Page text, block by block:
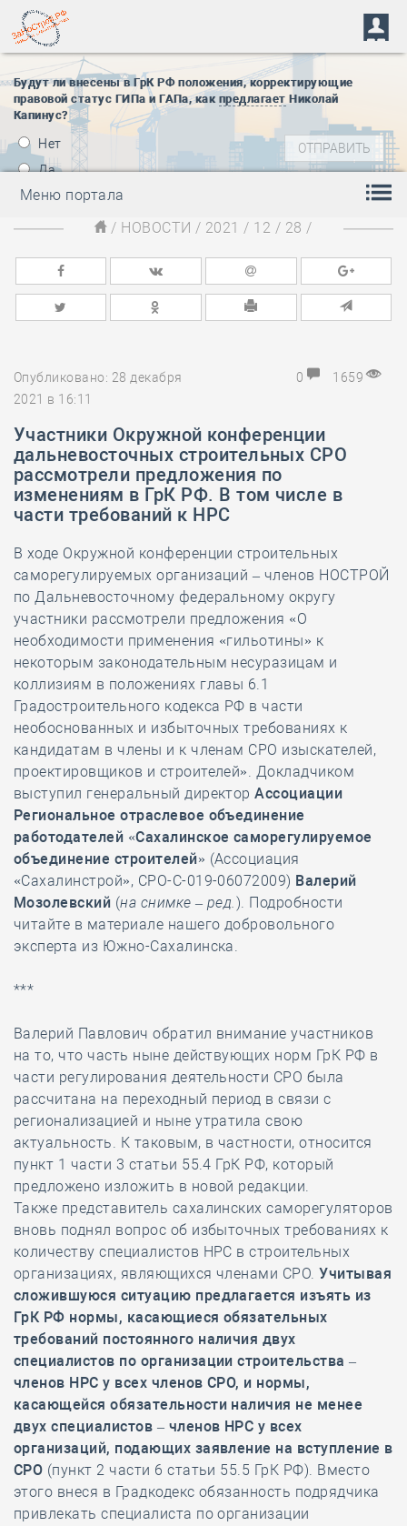
Будут ли внесены в ГрК РФ положения, корректирующие
правовой статус ГИПа и ГАПа, как предлагает Николай
Капинус?
Нет
Да
Меню портала
/ НОВОСТИ / 2021 / 12 / 28 /
Опубликовано: 28 декабря
2021 в 16:11
0 1659
Участники Окружной конференции
дальневосточных строительных СРО
рассмотрели предложения по
изменениям в ГрК РФ. В том числе в
части требований к НРС
В ходе Окружной конференции строительных
саморегулируемых организаций – членов НОСТРОЙ
по Дальневосточному федеральному округу
участники рассмотрели предложения «О
необходимости применения «гильотины» к
некоторым законодательным несуразицам и
коллизиям в положениях главы 6.1
Градостроительного кодекса РФ в части
необоснованных и избыточных требованиях к
кандидатам в члены и к членам СРО изыскателей,
проектировщиков и строителей». Докладчиком
выступил генеральный директорАссоциации
Региональное отраслевое объединение
работодателей «Сахалинское саморегулируемое
объединение строителей» (Ассоциация
«Сахалинстрой», СРО-С-019-06072009) Валерий
Мозолевский (на снимке – ред.). Подробности
читайте в материале нашего добровольного
эксперта из Южно-Сахалинска.
***
Валерий Павлович обратил внимание участников
на то, что часть ныне действующих норм ГрК РФ в
части регулирования деятельности СРО была
рассчитана на переходный период в связи с
регионализацией и ныне утратила свою
актуальность. К таковым, в частности, относится
пункт 1 части 3 статьи 55.4 ГрК РФ, который
предложено изложить в новой редакции.
Также представитель сахалинских саморегуляторов
вновь поднял вопрос об избыточных требованиях к
количеству специалистов НРС в строительных
организациях, являющихся членами СРО.Учитывая
сложившуюся ситуацию предлагается изъять из
ГрК РФ нормы, касающиеся обязательных
требований постоянного наличия двух
специалистов по организации строительства –
членов НРС у всех членов СРО, и нормы,
касающейся обязательности наличия не менее
двух специалистов – членов НРС у всех
организаций, подающих заявление на вступление в
СРО (пункт 2 части 6 статьи 55.5 ГрК РФ). Вместо
этого внеся в Градкодекс обязанность подрядчика
привлекать специалиста по организации